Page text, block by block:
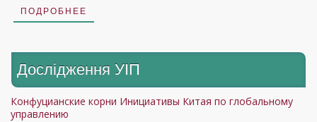
ПОДРОБНЕЕ
Дослідження УIП
Конфуцианские корни Инициативы Китая по глобальному
управлению